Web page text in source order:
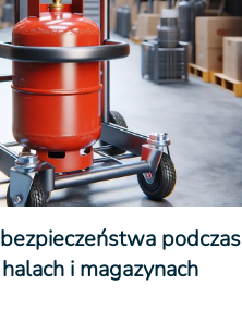
podczas
i magazynach